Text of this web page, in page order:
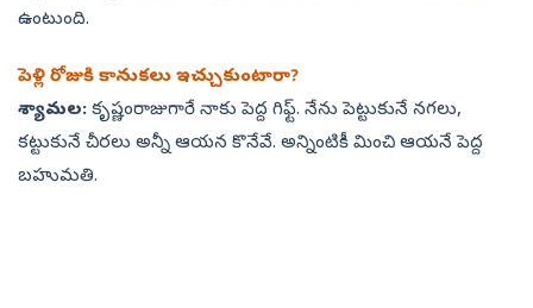
ఉంటుంది.
పెళ్లి రోజుకి కానుకలు ఇచ్చుకుంటారా?
శ్యామల: కృష్ణంరాజుగారే నాకు పెద్ద గిఫ్ట్‌. నేను పెట్టుకునే నగలు,
కట్టుకునే చీరలు అన్నీ ఆయన కొనేవే. అన్నింటికీ మించి ఆయనే పెద్ద
బహుమతి.